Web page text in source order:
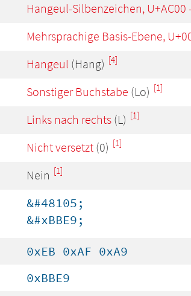
Hangeul-Silbenzeichen, U+AC00
Mehrsprachige Basis-Ebene,
Hangeul (Hang) [4]
Sonstiger Buchstabe (Lo) [1]
Links nach rechts (L) [1]
Nicht versetzt (0) [1]
Nein [1]
&#48105;
&#xBBE9;
0xEB 0xAF 0xA9
0xBBE9